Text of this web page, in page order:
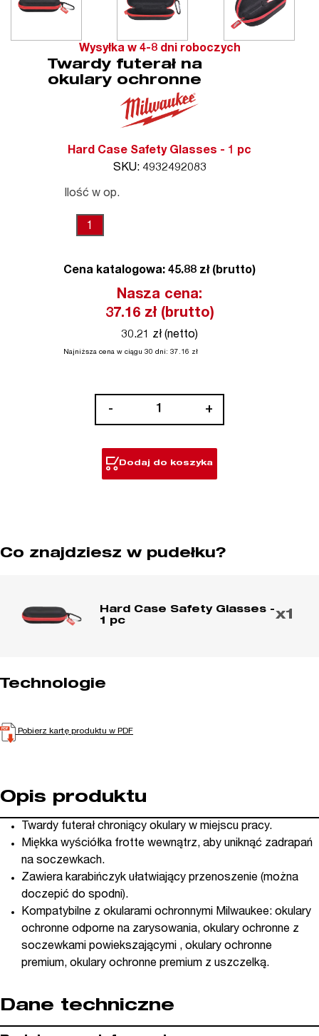
Wysyłka w 4-8 dni roboczych
Twardy futerał na
okulary ochronne
Hard Case Safety Glasses - 1 pc
SKU: 4932492083
Ilość w op.
1
Cena katalogowa: 45.88 zł (brutto)
Nasza cena:
37.16zł (brutto)
30.21 zł (netto)
Najniższa cena w ciągu 30 dni: 37.16 zł
-
na
okulary
+
Dodaj do koszyka
Co znajdziesz w pudełku?
Hard Case Safety Glasses -
1 pc
x1
Technologie
Pobierz kartę produktu w PDF
Opis produktu
Twardy futerał chroniący okulary w miejscu pracy.
Miękka wyściółka frotte wewnątrz, aby uniknąć zadrapań
na soczewkach.
Zawiera karabińczyk ułatwiający przenoszenie (można
doczepić do spodni).
Kompatybilne z okularami ochronnymi Milwaukee: okulary
ochronne odporne na zarysowania, okulary ochronne z
soczewkami powiekszającymi , okulary ochronne
premium, okulary ochronne premium z uszczelką.
Dane techniczne